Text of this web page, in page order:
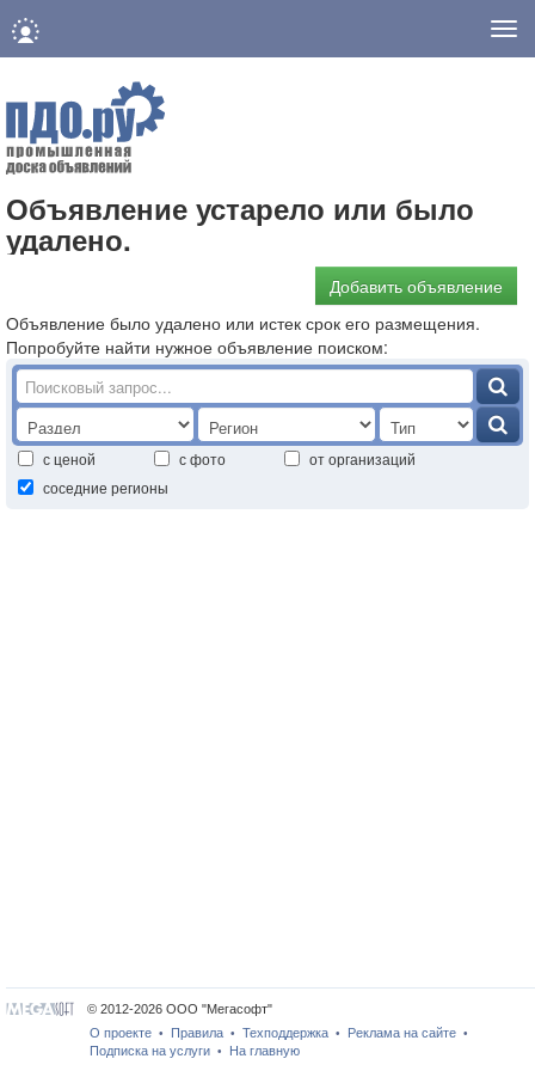
Объявление устарело или было
удалено.
Добавить объявление
Объявление было удалено или истек срок его размещения.
Попробуйте найти нужное объявление поиском:
с ценой с фото
от организаций
соседние регионы
© 2012-2026 ООО "Мегасофт"
О проекте • Правила • Техподдержка • Реклама на сайте •
Подписка на услуги • На главную